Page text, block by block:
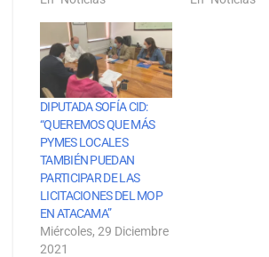
DIPUTADA SOFÍA CID:
“QUEREMOS QUE MÁS
PYMES LOCALES
TAMBIÉN PUEDAN
PARTICIPAR DE LAS
LICITACIONES DEL MOP
EN ATACAMA”
Miércoles, 29 Diciembre
2021